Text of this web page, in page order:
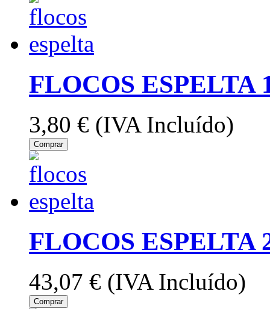
FLOCOS ESPELTA
3,80 € (IVA Incluído)
Comprar
FLOCOS ESPELTA
43,07 € (IVA Incluído)
Comprar